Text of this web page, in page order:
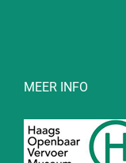
MEER INFO